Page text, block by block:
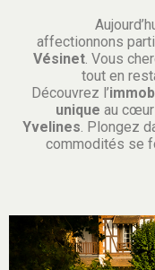
affectionnons
Vésinet. Vous
tout en
Découvrez l’
unique au
Yvelines. Plongez
commodités se